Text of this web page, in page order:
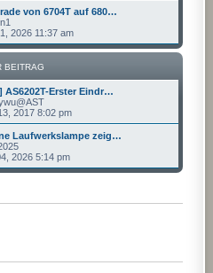
von 6704T auf 680…
2026 11:37 am
BEITRAG
AS6202T-Erster Eindr…
2017 8:02 pm
Laufwerkslampe zeig…
2026 5:14 pm